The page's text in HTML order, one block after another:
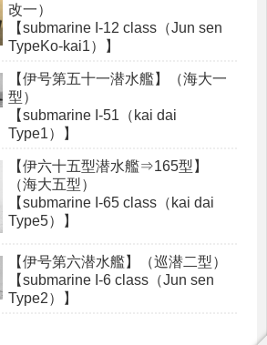
改一）
【submarine I-12 class（Jun sen
TypeKo-kai1）】
【伊号第五十一潜水艦】（海大一
型）
【submarine I-51（kai dai
Type1）】
【伊六十五型潜水艦⇒165型】
（海大五型）
【submarine I-65 class（kai dai
Type5）】
【伊号第六潜水艦】（巡潜二型）
【submarine I-6 class（Jun sen
Type2）】